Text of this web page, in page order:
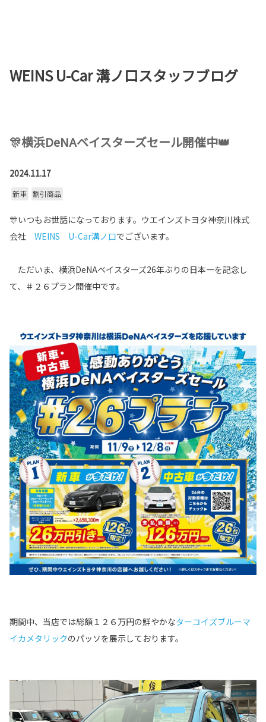
中古車を探す
新車購入ガイド
企業情報
採用情報
各種予約
WEINS U-Car 溝ノ口スタッフブログ
🎊横浜DeNAベイスターズセール開催中👑
2024.11.17
新車 割引商品
🎊いつもお世話になっております。ウエインズトヨタ神奈川株式
会社 WEINS U-Car溝ノ口でございます。
ただいま、横浜DeNAベイスターズ26年ぶりの日本一を記念し
て、＃２６プラン開催中です。
期間中、当店では総額１２６万円の鮮やかなターコイズブルーマ
イカメタリックのパッソを展示しております。